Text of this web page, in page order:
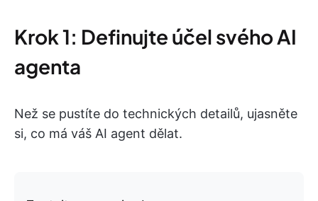
Krok 1: Definujte účel svého AI
agenta
Než se pustíte do technických detailů, ujasněte
si, co má váš AI agent dělat.